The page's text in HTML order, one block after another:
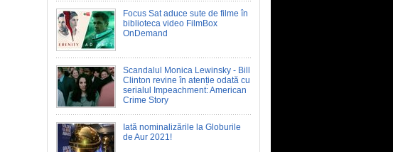
Focus Sat aduce sute de filme în
biblioteca video FilmBox
OnDemand
Scandalul Monica Lewinsky - Bill
Clinton revine în atenție odată cu
serialul Impeachment: American
Crime Story
Iată nominalizările la Globurile
de Aur 2021!